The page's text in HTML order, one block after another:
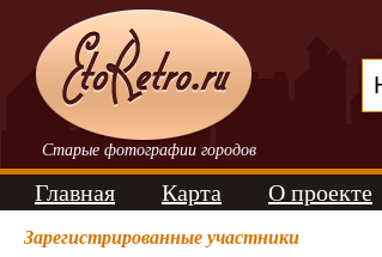
Старые фотографии городов
Главная Карта О проекте
Зарегистрированные участники